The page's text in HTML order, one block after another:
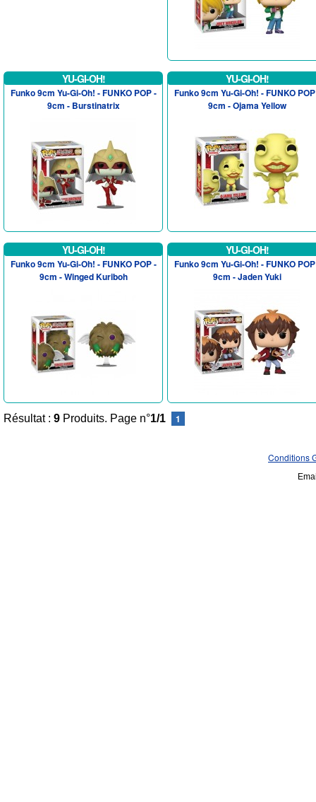
YU-GI-OH!
Funko 9cm Yu-Gi-Oh! - FUNKO POP -
9cm - Burstinatrix
YU-GI-OH!
Funko 9cm Yu-Gi-Oh! - FUNKO
9cm - Ojama Yellow
YU-GI-OH!
Funko 9cm Yu-Gi-Oh! - FUNKO POP -
9cm - Winged Kuriboh
YU-GI-OH!
Funko 9cm Yu-Gi-Oh! - FUNKO
9cm - Jaden Yuki
Résultat : 9 Produits. Page n°1/1 1
Conditions